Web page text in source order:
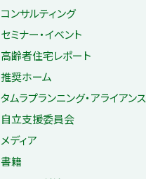
コンサルティング
セミナー・イベント
高齢者住宅レポート
推奨ホーム
タムラプランニング・アライアンス
自立支援委員会
メディア
書籍